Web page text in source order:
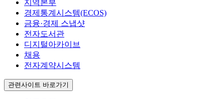
지역본부
경제통계시스템(ECOS)
금융·경제 스냅샷
전자도서관
디지털아카이브
채용
전자계약시스템
관련사이트 바로가기